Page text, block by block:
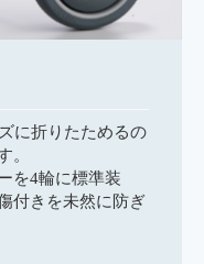
に折りたためるの
。
を4輪に標準装
付きを未然に防ぎ